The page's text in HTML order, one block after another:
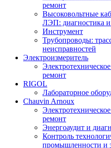
ремонт
Высоковольтные
ЛЭП: диагностика
Инструмент
Трубопроводы:
неисправностей
Электроизмеритель
ремонт
RIGOL
Лабораторное
Chauvin Arnoux
ремонт
Энергоаудит и
Контроль
промышленности и